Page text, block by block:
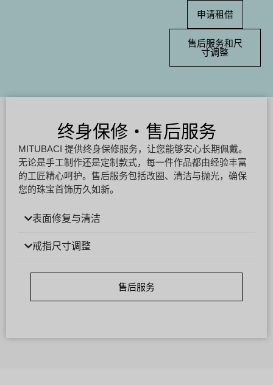
申请租借
售后服务和尺
寸调整
终身保修・售后服务
MITUBACI 提供终身保修服务，让您能够安心长期佩戴。
无论是手工制作还是定制款式，每一件作品都由经验丰富
的工匠精心呵护。售后服务包括改圈、清洁与抛光，确保
您的珠宝首饰历久如新。
表面修复与清洁
戒指尺寸调整
售后服务